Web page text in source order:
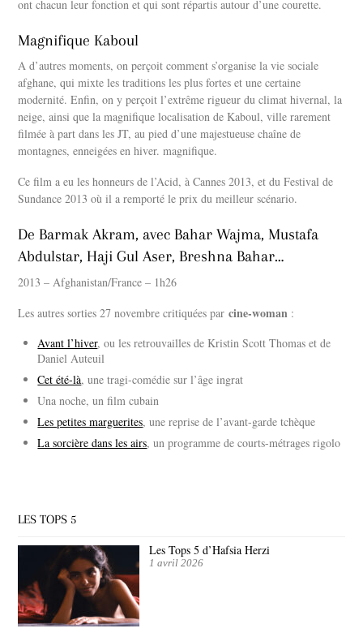
ont chacun leur fonction et qui sont répartis autour d’une courette.
Magnifique Kaboul
A d’autres moments, on perçoit comment s’organise la vie sociale
afghane, qui mixte les traditions les plus fortes et une certaine
modernité. Enfin, on y perçoit l’extrême rigueur du climat hivernal, la
neige, ainsi que la magnifique localisation de Kaboul, ville rarement
filmée à part dans les JT, au pied d’une majestueuse chaîne de
montagnes, enneigées en hiver. magnifique.
Ce film a eu les honneurs de l’Acid, à Cannes 2013, et du Festival de
Sundance 2013 où il a remporté le prix du meilleur scénario.
De Barmak Akram, avec Bahar Wajma, Mustafa
Abdulstar, Haji Gul Aser, Breshna Bahar…
2013 – Afghanistan/France – 1h26
Les autres sorties 27 novembre critiquées parcine-woman :
Avant l’hiver, ou les retrouvailles de Kristin Scott Thomas et de
Daniel Auteuil
Cet été-là, une tragi-comédie sur l’âge ingrat
Una noche, un film cubain
Les petites marguerites, une reprise de l’avant-garde tchèque
La sorcière dans les airs, un programme de courts-métrages rigolo
LES TOPS 5
Les Tops 5 d’Hafsia Herzi
1 avril 2026